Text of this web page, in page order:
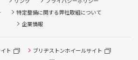
特定整備に関する弊社取組について
企業情報
ト
ブリヂストンホイールサイト